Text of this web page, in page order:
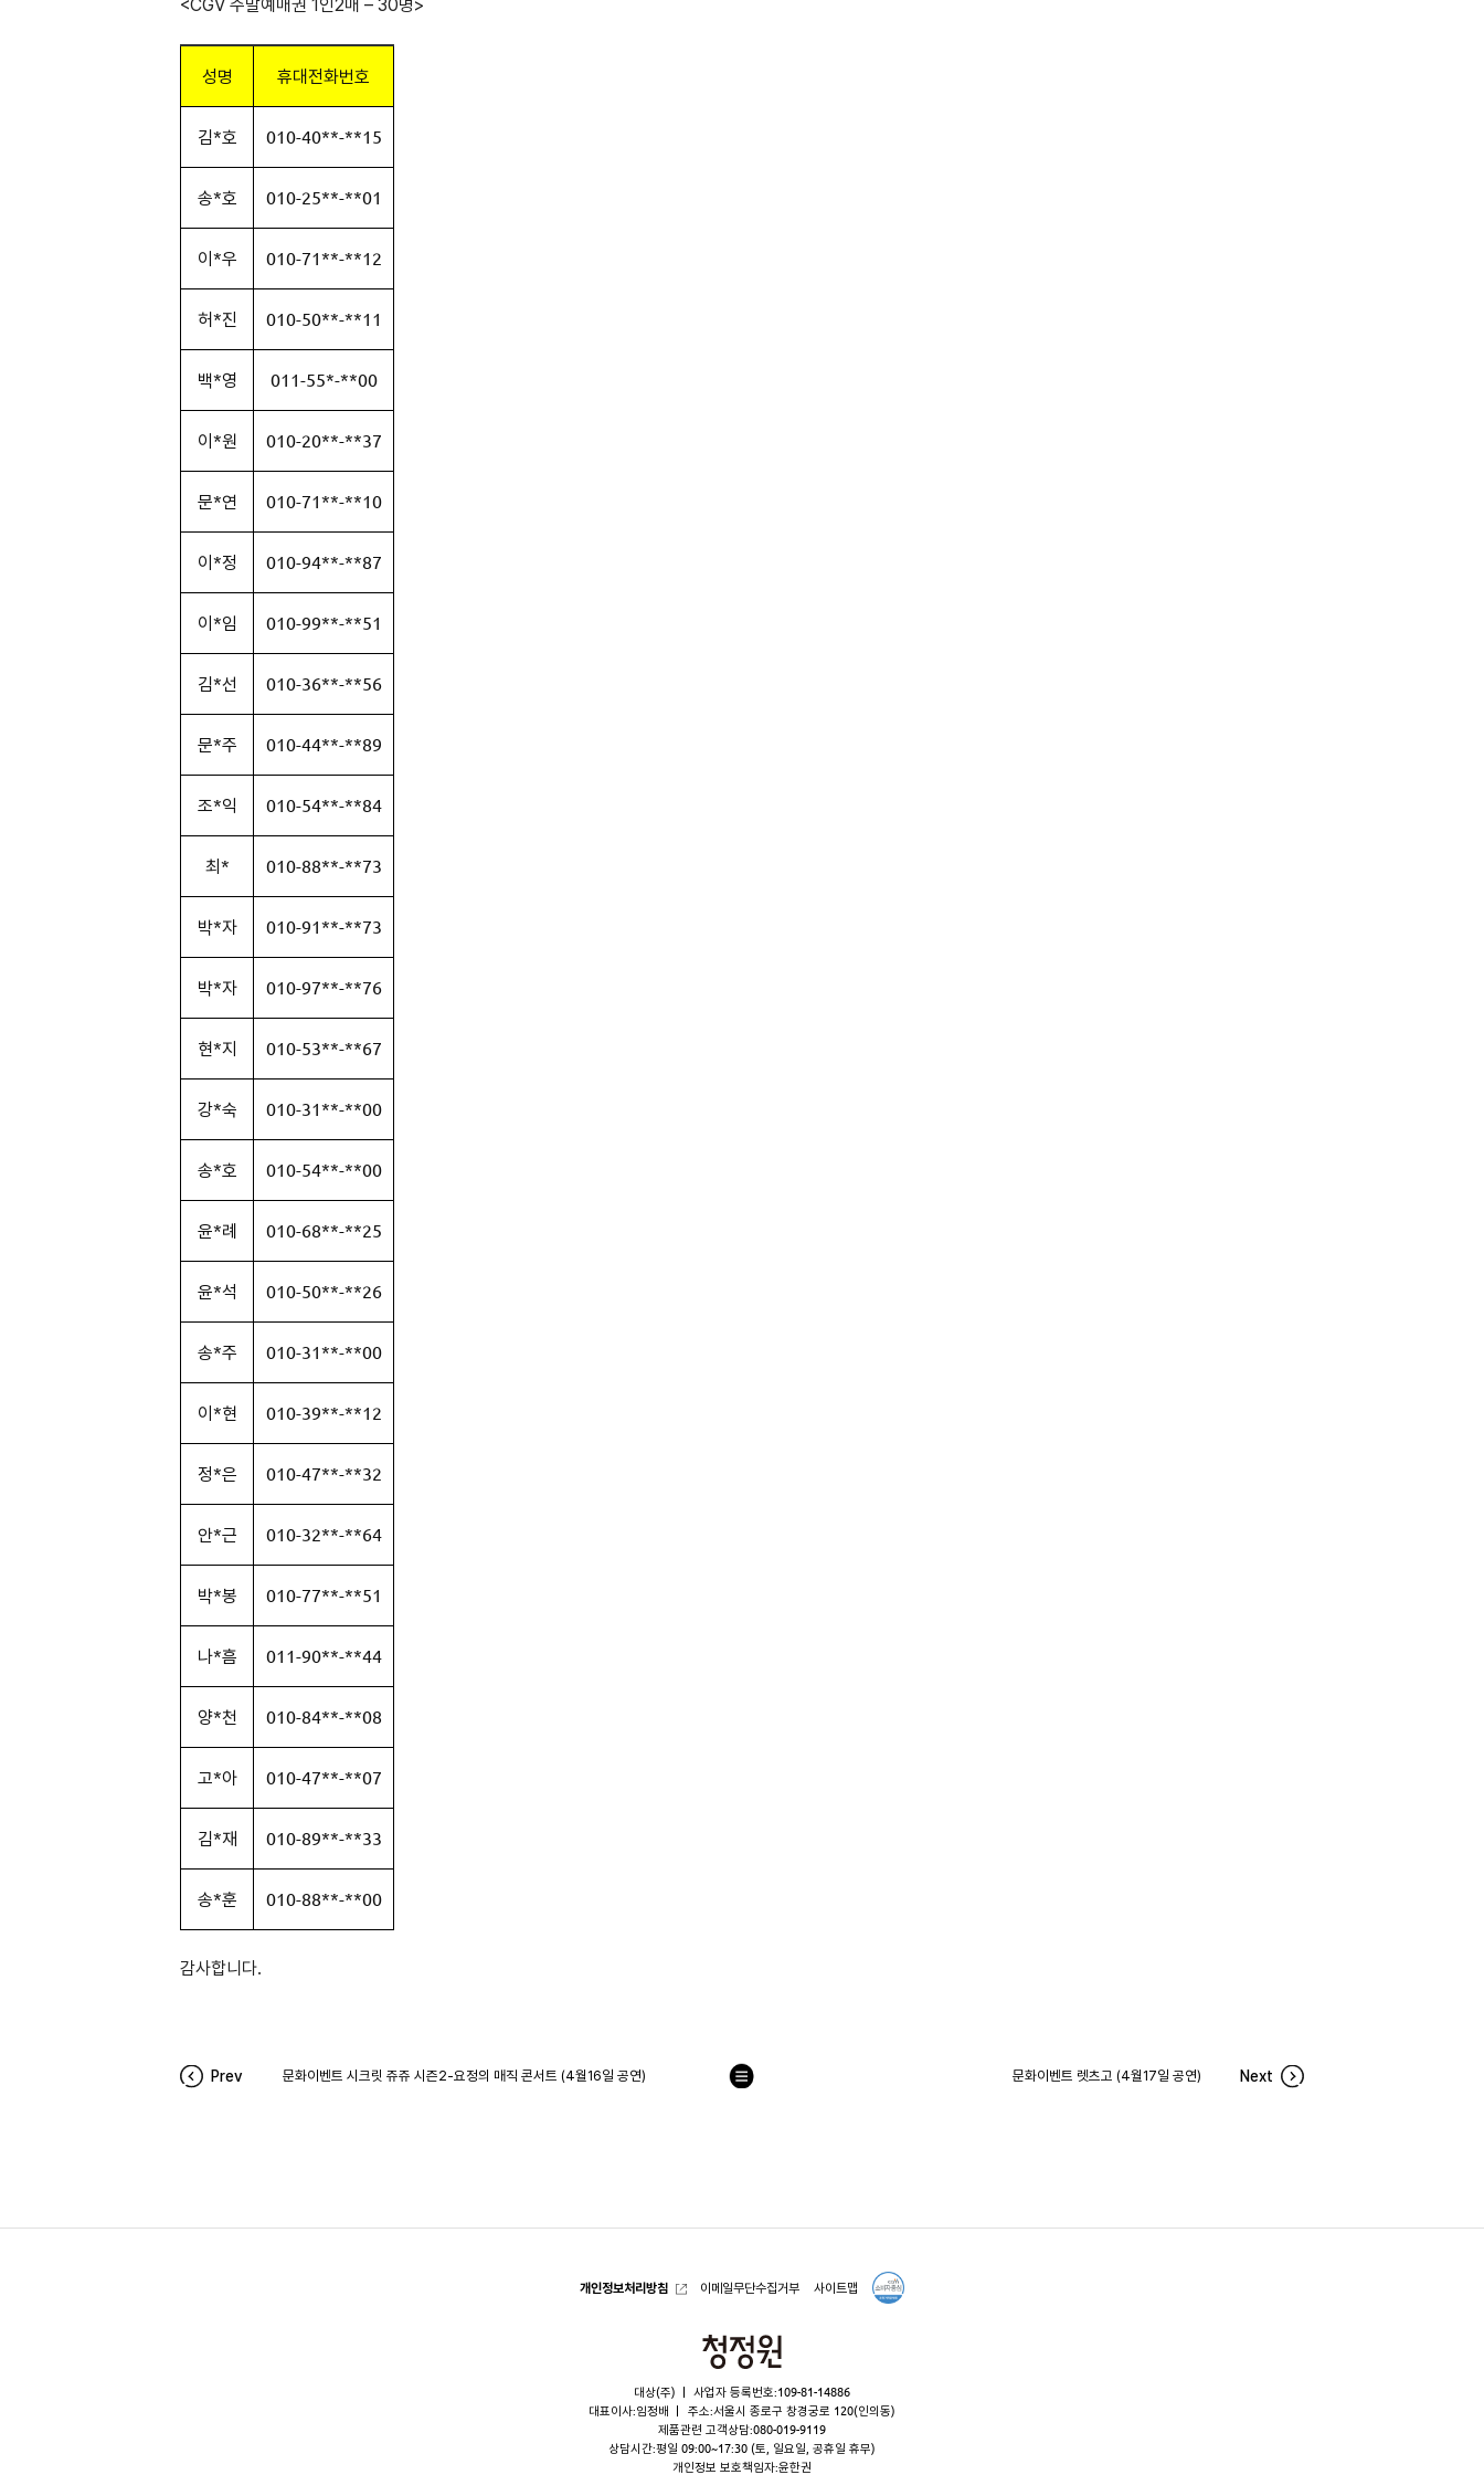
<CGV 주말예매권 1인2매 – 30명>
성명 휴대전화번호
김*호 010-40**-**15
송*호 010-25**-**01
이*우 010-71**-**12
허*진 010-50**-**11
백*영 011-55*-**00
이*원 010-20**-**37
문*연 010-71**-**10
이*정 010-94**-**87
이*임 010-99**-**51
김*선 010-36**-**56
문*주 010-44**-**89
조*익 010-54**-**84
최* 010-88**-**73
박*자 010-91**-**73
박*자 010-97**-**76
현*지 010-53**-**67
강*숙 010-31**-**00
송*호 010-54**-**00
윤*례 010-68**-**25
윤*석 010-50**-**26
송*주 010-31**-**00
이*현 010-39**-**12
정*은 010-47**-**32
안*근 010-32**-**64
박*봉 010-77**-**51
나*흠 011-90**-**44
양*천 010-84**-**08
고*아 010-47**-**07
김*재 010-89**-**33
송*훈 010-88**-**00
감사합니다.
Prev 문화이벤트 시크릿 쥬쥬 시즌2-요정의 매직 콘서트 (4월16일 공연) 문화이벤트 렛츠고 (4월17일 공연) Next
목
개인정보처리방침 이메일무단수집거부 사이트맵
청
원
대상(주)
사업자 등록번호:109-81-14886
대표이사:임정배
주소:서울시 종로구 창경궁로 120(인의동)
제품관련 고객상담:080-019-9119
상담시간:평일 09:00~17:30 (토, 일요일, 공휴일 휴무)
개인정보 보호책임자:윤한권